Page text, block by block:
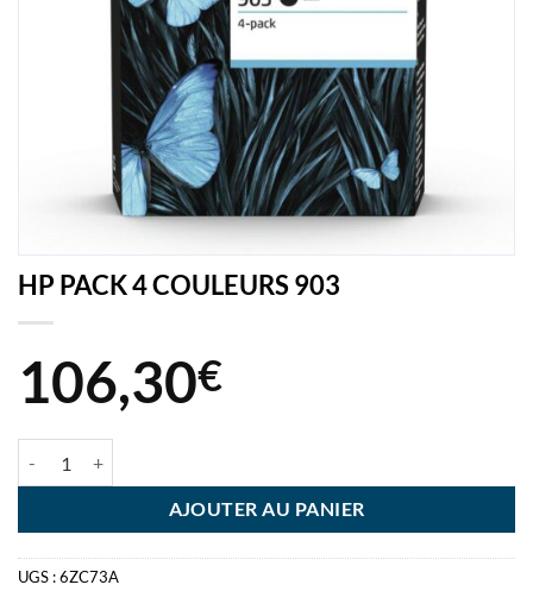
HP PACK 4 COULEURS 903
106,30€
AJOUTER AU PANIER
UGS :6ZC73A